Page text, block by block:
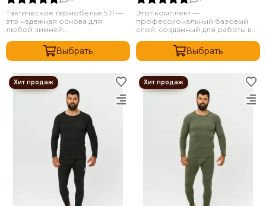
Тактическое термобелье 5.11 —
это надежная основа для
любой зимней...
Выбрать
Этот комплект —
профессиональный базовый
слой, созданный для работы в...
Выбрать